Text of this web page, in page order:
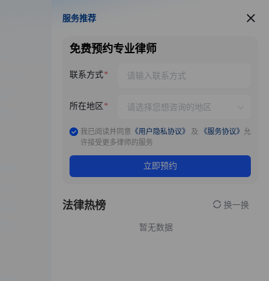
服务推荐
服务推荐
免费预约专业律师
联系方式
所在地区
我已阅读并同意 《用户隐私协议》 及 《服务协议》 允
许接受更多律师的服务
立即预约
法律热榜 换一换
暂无数据